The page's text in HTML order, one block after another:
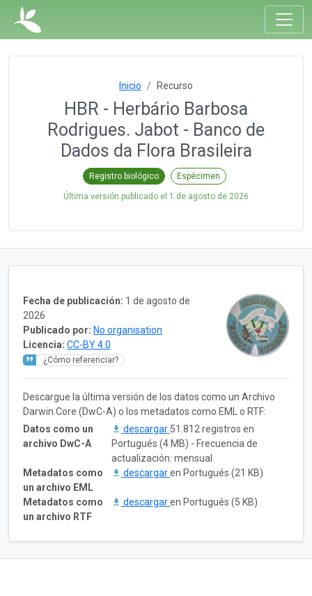
Inicio Recurso
HBR - Herbário Barbosa
Rodrigues. Jabot - Banco de
Dados da Flora Brasileira
Registro biológico Espécimen
Última versión publicado el 1 de agosto de 2026
Fecha de publicación: 1 de agosto de
2026
Publicado por: No organisation
Licencia: CC-BY 4.0
¿Cómo referenciar?
Descargue la última versión de los datos como un Archivo
Darwin Core (DwC-A) o los metadatos como EML o RTF:
Datos como un
archivo DwC-A
descargar 51.812 registros en
Portugués (4 MB) - Frecuencia de
actualización: mensual
Metadatos como
un archivo EML
descargaren Portugués (21 KB)
Metadatos como
un archivo RTF
descargaren Portugués (5 KB)